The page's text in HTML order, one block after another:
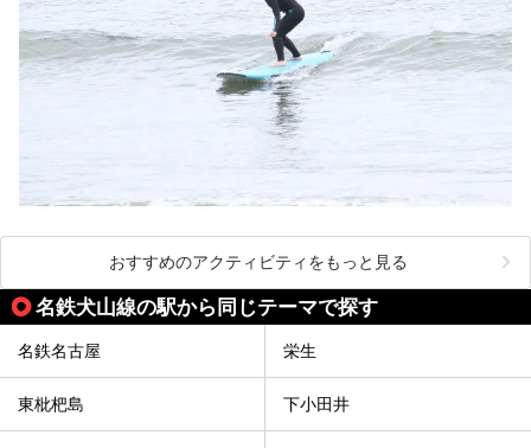
おすすめのアクティビティをもっと見る
名鉄犬山線の駅から同じテーマで探す
名鉄名古屋 栄生
東枇杷島 下小田井